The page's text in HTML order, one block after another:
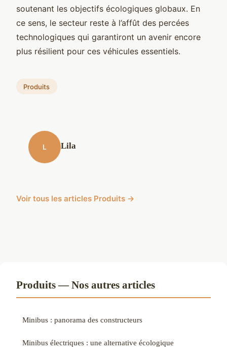
soutenant les objectifs écologiques globaux. En
ce sens, le secteur reste à l’affût des percées
technologiques qui garantiront un avenir encore
plus résilient pour ces véhicules essentiels.
Produits
L Lila
Voir tous les articles Produits →
Produits — Nos autres articles
Minibus : panorama des constructeurs
Minibus électriques : une alternative écologique